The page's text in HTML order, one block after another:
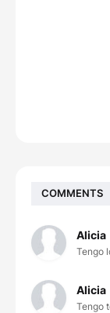
COMMENTS
Alicia
Tengo
Alicia
Tengo